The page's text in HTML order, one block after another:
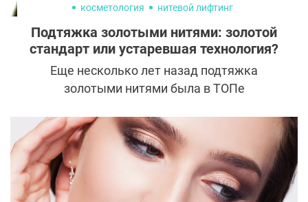
косметология нитевой лифтинг
Подтяжка золотыми нитями: золотой
стандарт или устаревшая технология?
Еще несколько лет назад подтяжка
золотыми нитями была в ТОПе
клиник. Однако косметология не стоит на
месте и предлагает новые методики
нитевого лифтинга. Значит ли это, что
предыдущая технология устарела?
Давайте разберемся во всех ее нюансах и